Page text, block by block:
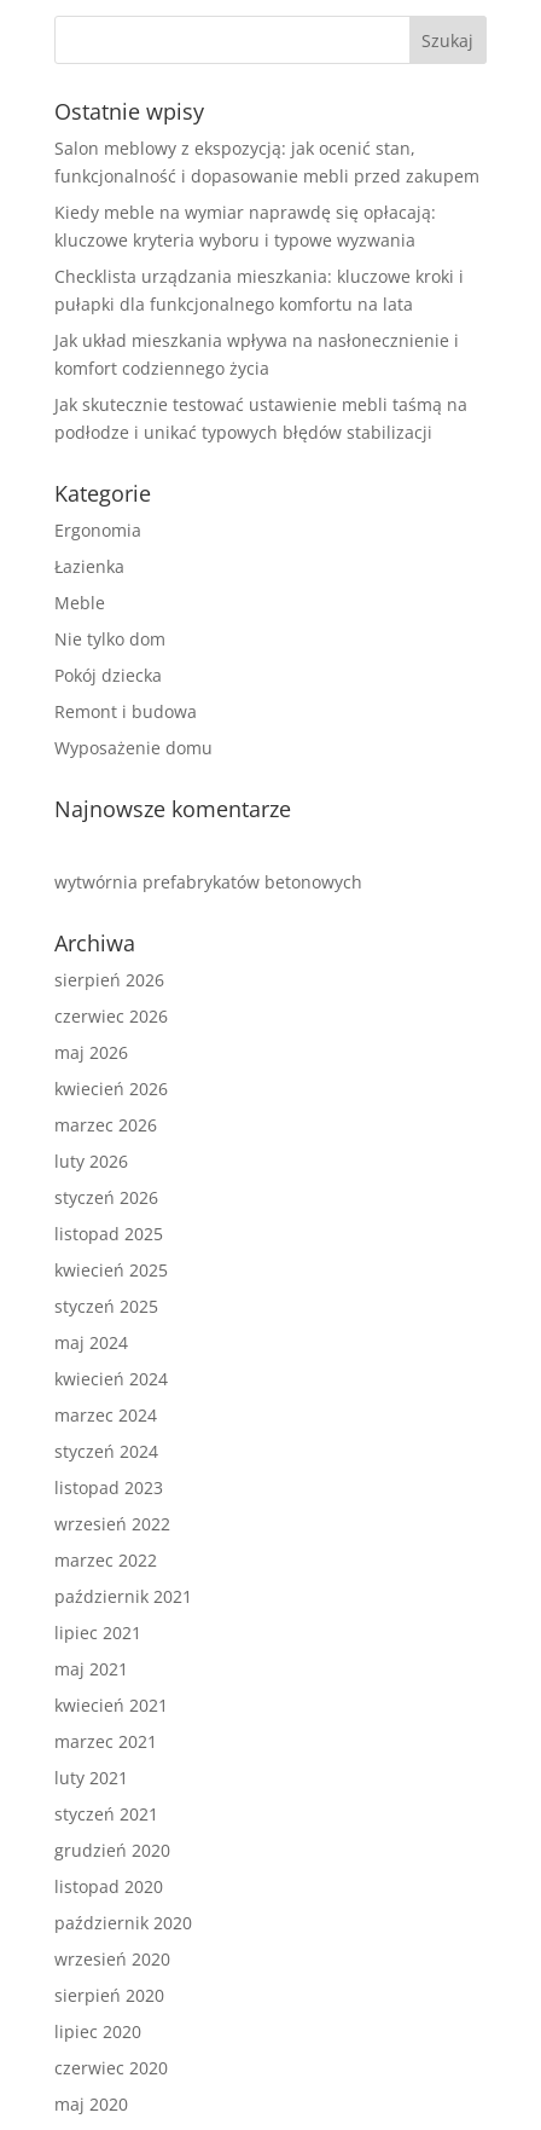
Ostatnie wpisy
Salon meblowy z ekspozycją: jak ocenić stan,
funkcjonalność i dopasowanie mebli przed zakupem
Kiedy meble na wymiar naprawdę się opłacają:
kluczowe kryteria wyboru i typowe wyzwania
Checklista urządzania mieszkania: kluczowe kroki i
pułapki dla funkcjonalnego komfortu na lata
Jak układ mieszkania wpływa na nasłonecznienie i
komfort codziennego życia
Jak skutecznie testować ustawienie mebli taśmą na
podłodze i unikać typowych błędów stabilizacji
Kategorie
Ergonomia
Łazienka
Meble
Nie tylko dom
Pokój dziecka
Remont i budowa
Wyposażenie domu
Najnowsze komentarze
wytwórnia prefabrykatów betonowych
Archiwa
sierpień 2026
czerwiec 2026
maj 2026
kwiecień 2026
marzec 2026
luty 2026
styczeń 2026
listopad 2025
kwiecień 2025
styczeń 2025
maj 2024
kwiecień 2024
marzec 2024
styczeń 2024
listopad 2023
wrzesień 2022
marzec 2022
październik 2021
lipiec 2021
maj 2021
kwiecień 2021
marzec 2021
luty 2021
styczeń 2021
grudzień 2020
listopad 2020
październik 2020
wrzesień 2020
sierpień 2020
lipiec 2020
czerwiec 2020
maj 2020